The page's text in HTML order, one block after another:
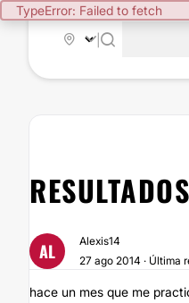
TypeError: Failed to fetch
AL
Alexis14
27 ago 2014 · Última
hace un mes que me